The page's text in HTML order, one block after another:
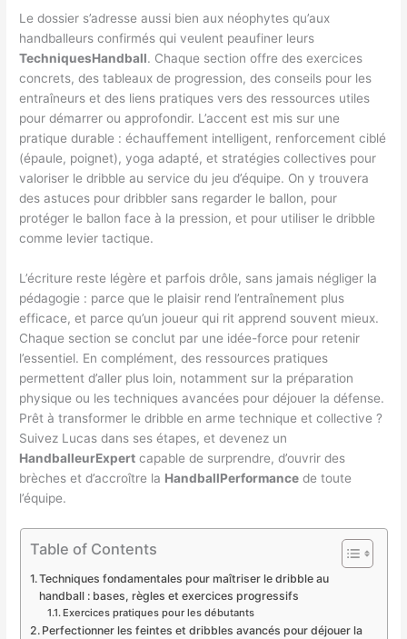
Le dossier s’adresse aussi bien aux néophytes qu’aux
handballeurs confirmés qui veulent peaufiner leurs
TechniquesHandball. Chaque section offre des exercices
concrets, des tableaux de progression, des conseils pour les
entraîneurs et des liens pratiques vers des ressources utiles
pour démarrer ou approfondir. L’accent est mis sur une
pratique durable : échauffement intelligent, renforcement ciblé
(épaule, poignet), yoga adapté, et stratégies collectives pour
valoriser le dribble au service du jeu d’équipe. On y trouvera
des astuces pour dribbler sans regarder le ballon, pour
protéger le ballon face à la pression, et pour utiliser le dribble
comme levier tactique.
L’écriture reste légère et parfois drôle, sans jamais négliger la
pédagogie : parce que le plaisir rend l’entraînement plus
efficace, et parce qu’un joueur qui rit apprend souvent mieux.
Chaque section se conclut par une idée-force pour retenir
l’essentiel. En complément, des ressources pratiques
permettent d’aller plus loin, notamment sur la préparation
physique ou les techniques avancées pour déjouer la défense.
Prêt à transformer le dribble en arme technique et collective ?
Suivez Lucas dans ses étapes, et devenez un
HandballeurExpert capable de surprendre, d’ouvrir des
brèches et d’accroître la HandballPerformance de toute
l’équipe.
Table of Contents
Techniques fondamentales pour maîtriser le dribble au
handball : bases, règles et exercices progressifs
Exercices pratiques pour les débutants
Perfectionner les feintes et dribbles avancés pour déjouer la